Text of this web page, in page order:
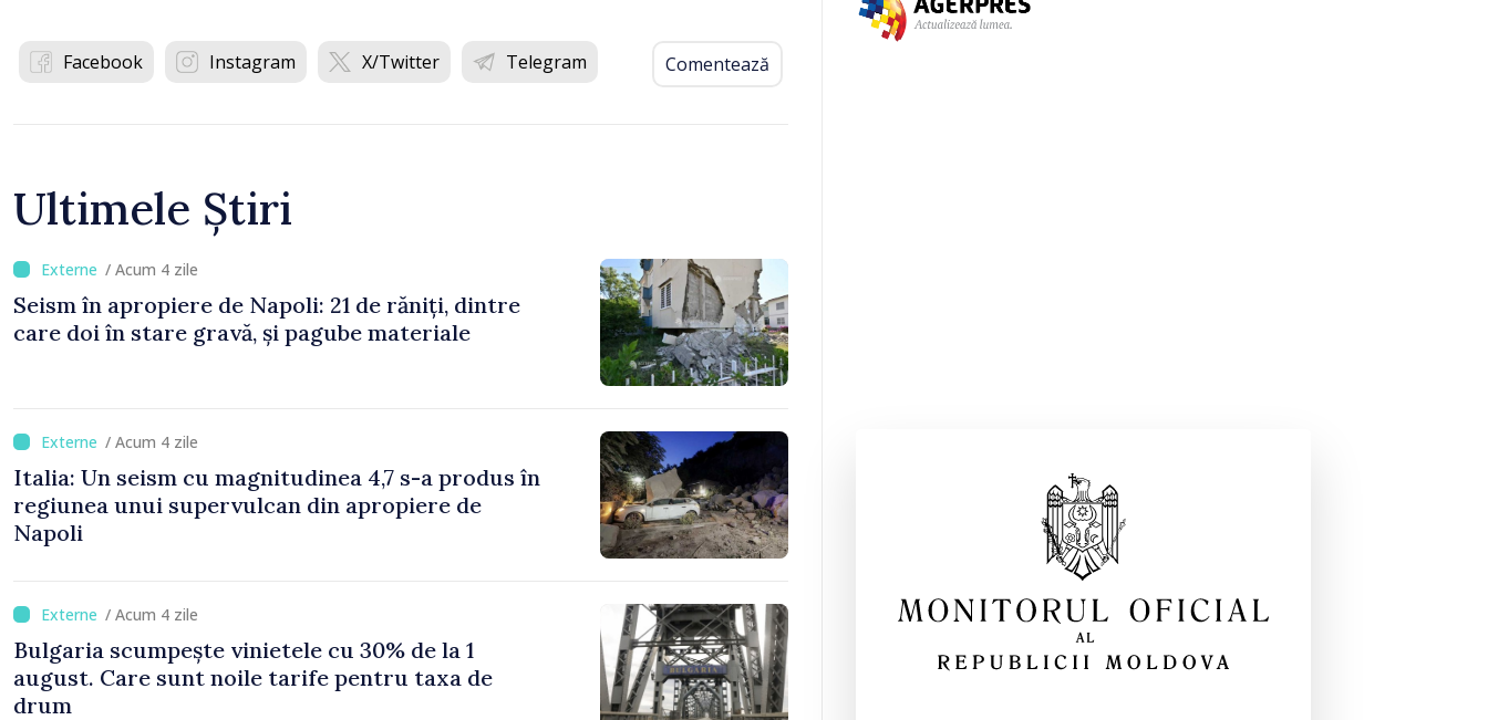
Facebook Instagram X/Twitter Telegram Comentează
Ultimele Știri
/ Acum 4 zile
Seism în apropiere de Napoli: 21 de răniți, dintre
care doi în stare gravă, și pagube materiale
/ Acum 4 zile
Italia: Un seism cu magnitudinea 4,7 s-a produs în
regiunea unui supervulcan din apropiere de
Napoli
/ Acum 4 zile
Bulgaria scumpește vinietele cu 30% de la 1
august. Care sunt noile tarife pentru taxa de
drum